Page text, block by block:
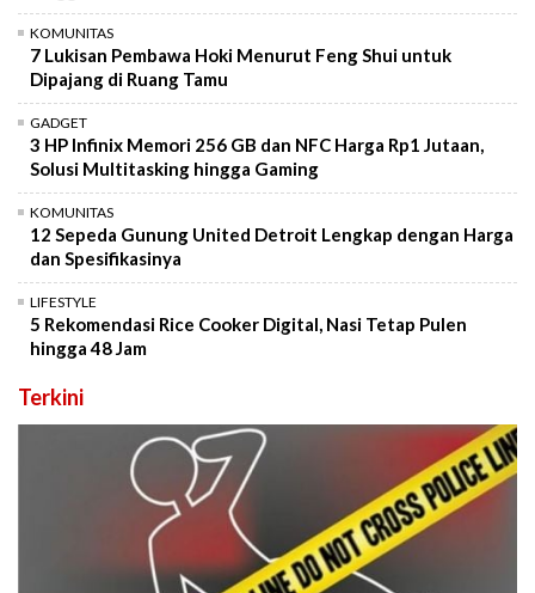
KOMUNITAS
7 Lukisan Pembawa Hoki Menurut Feng Shui untuk
Dipajang di Ruang Tamu
GADGET
3 HP Infinix Memori 256 GB dan NFC Harga Rp1 Jutaan,
Solusi Multitasking hingga Gaming
KOMUNITAS
12 Sepeda Gunung United Detroit Lengkap dengan Harga
dan Spesifikasinya
LIFESTYLE
5 Rekomendasi Rice Cooker Digital, Nasi Tetap Pulen
hingga 48 Jam
Terkini